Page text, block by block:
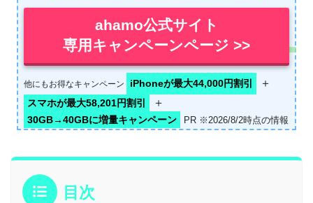
ahamo公式サイト
専用キャンペーンページ >>
他にもお得なキャンペーン iPhoneが最大44,000円割引 ＋
スマホが最大58,201円割引 ＋
30GB→40GBに増量キャンペーン PR ※2026/8/2時点の情報
目次